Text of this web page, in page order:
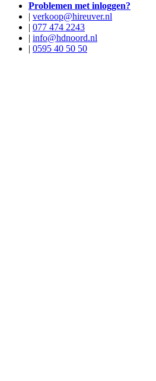
Problemen met inloggen?
| verkoop@hireuver.nl
| 077 474 2243
| info@hdnoord.nl
| 0595 40 50 50